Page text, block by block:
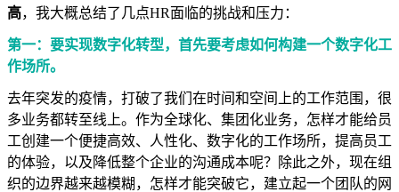
高，我大概总结了几点HR面临的挑战和压力：
第一：要实现数字化转型，首先要考虑如何构建一个数字化工
作场所。
去年突发的疫情，打破了我们在时间和空间上的工作范围，很
多业务都转至线上。作为全球化、集团化业务，怎样才能给员
工创建一个便捷高效、人性化、数字化的工作场所，提高员工
的体验，以及降低整个企业的沟通成本呢？除此之外，现在组
织的边界越来越模糊，怎样才能突破它，建立起一个团队的网